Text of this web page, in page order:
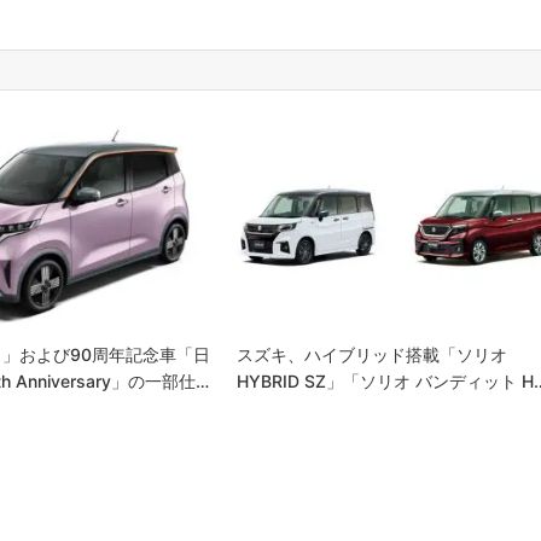
および90周年記念車「日
Anniversary」の一部仕…
スズキ、ハイブリッド搭載「ソリオ
HYBRID SZ」「ソリオ バンディット